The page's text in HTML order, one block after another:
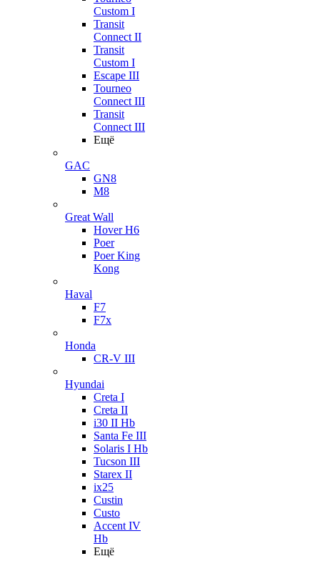
Custom I
Transit
Connect II
Transit
Custom I
Escape III
Tourneo
Connect III
Transit
Connect III
Ещё
GAC
GN8
M8
Great Wall
Hover H6
Poer
Poer King
Kong
Haval
F7
F7x
Honda
CR-V III
Hyundai
Creta I
Creta II
i30 II Hb
Santa Fe III
Solaris I Hb
Tucson III
Starex II
ix25
Custin
Custo
Accent IV
Hb
Ещё